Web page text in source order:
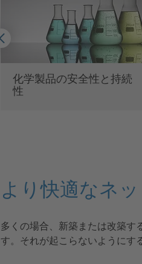
化学製品の安全性と持続
性
より快適なネ
多くの場合、新築または改築す
す。それが起こらないようにす